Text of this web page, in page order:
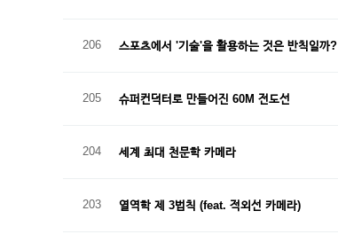
206 스포츠에서 '기술'을 활용하는 것은 반칙일까?
205 슈퍼컨덕터로 만들어진 60M 전도선
204 세계 최대 천문학 카메라
203 열역학 제 3법칙 (feat. 적외선 카메라)